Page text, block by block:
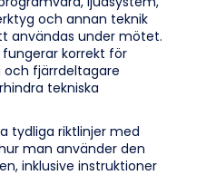
och annan teknik
användas under mötet.
korrekt för
och fjärrdeltagare
tekniska
tydliga riktlinjer med
man använder den
inklusive instruktioner